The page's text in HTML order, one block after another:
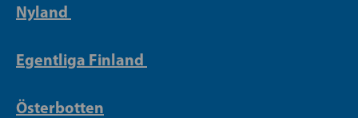
Nyland
Egentliga Finland
Österbotten